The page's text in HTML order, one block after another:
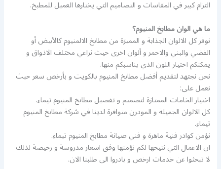
التزام كبير في المقاسات و التصاميم التي يختارها العميل للمطبخ.
ما هي الوان مطابخ المنيوم؟
نوفر كل الالوان الجذابة و المميزة من مطابخ الالمنيوم كالأبيض أو
الفضي والبني والاحمر و ألوان اخرى حيث نراعي مختلف الاذواق و
يمكنكم اختيار اللون الذي يناسبكم منها.
نحن نجتهد لتقديم أفضل مطابخ المنيوم بالكويت و بأرخص سعر حيث
نعمل على:
اختيار الخامات الممتازة لتصميم و تفصيل مطابخ المنيوم تيماء.
كل الالوان الجميلة و المودرن متوافرة لدينا في شركة مطابخ المنيوم
تيماء.
نؤمن كوادر فنية ماهرة و فني صيانة مطابخ المنيوم تيماء.
ان الاعمال التي نتيحها لكم نؤمنها وفق اسعار مدروسة و رخيصة لذلك
لا تبحثوا عن خدمات ارخص و بادروا الى طلبنا الان.